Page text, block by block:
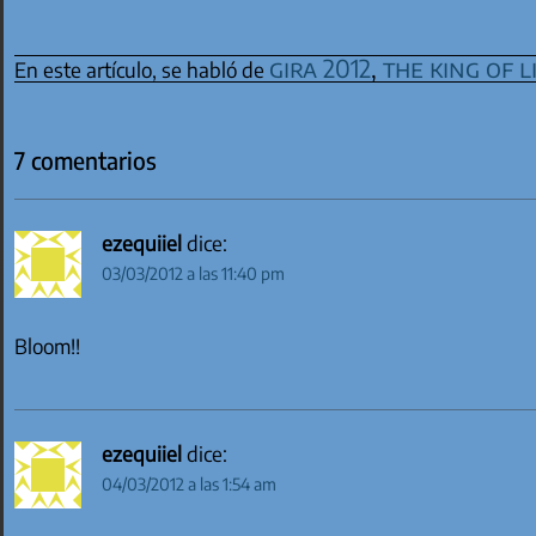
En este artículo, se habló de gira 2012 the king of
7 comentarios
ezequiieldice:
03/03/2012 a las 11:40 pm
Bloom!!
ezequiieldice:
04/03/2012 a las 1:54 am